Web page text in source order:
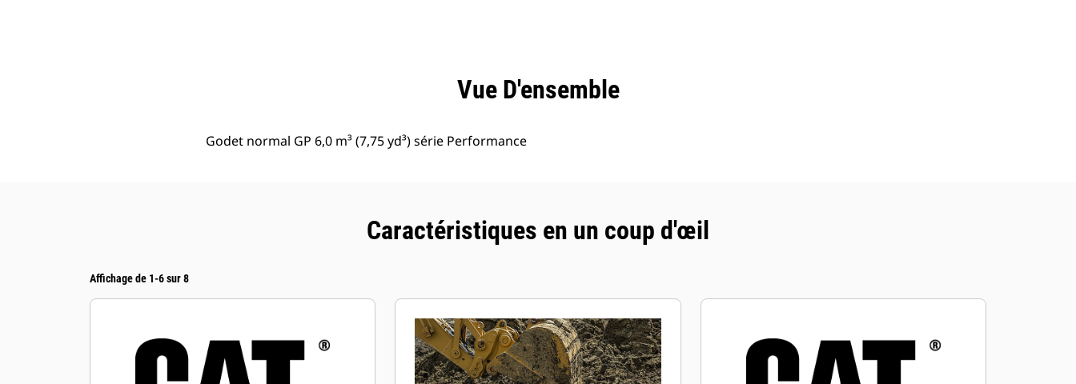
Vue D'ensemble
Godet normal GP 6,0 m³ (7,75 yd³) série Performance
Caractéristiques en un coup d'œil
Affichage de 1-6 sur 8